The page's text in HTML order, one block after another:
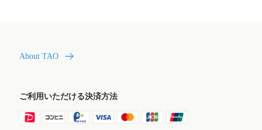
About TAO
ご利用いただける決済方法